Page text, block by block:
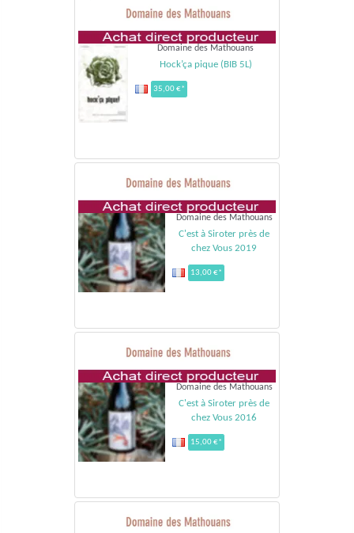
Domaine des Mathouans
Hock’ça pique (BIB 5L)
35,00 €*
Domaine des Mathouans
C'est à Siroter près de
chez Vous 2019
13,00 €*
Domaine des Mathouans
C'est à Siroter près de
chez Vous 2016
15,00 €*